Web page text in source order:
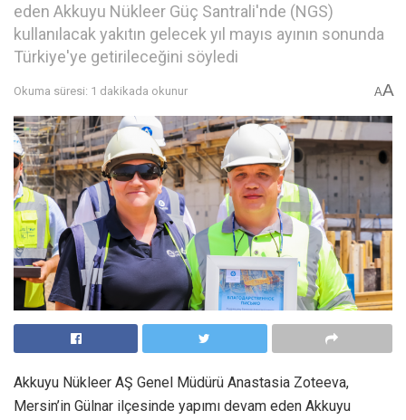
eden Akkuyu Nükleer Güç Santrali'nde (NGS)
kullanılacak yakıtın gelecek yıl mayıs ayının sonunda
Türkiye'ye getirileceğini söyledi
Okuma süresi: 1 dakikada okunur AA
Akkuyu Nükleer AŞ Genel Müdürü Anastasia Zoteeva,
Mersin’in Gülnar ilçesinde yapımı devam eden Akkuyu